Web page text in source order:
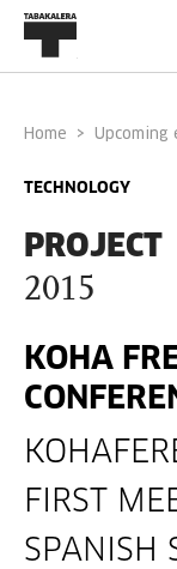
Home
TECHNOLOGY
PROJECT
2015
KOHA
FIRST
SPANISH